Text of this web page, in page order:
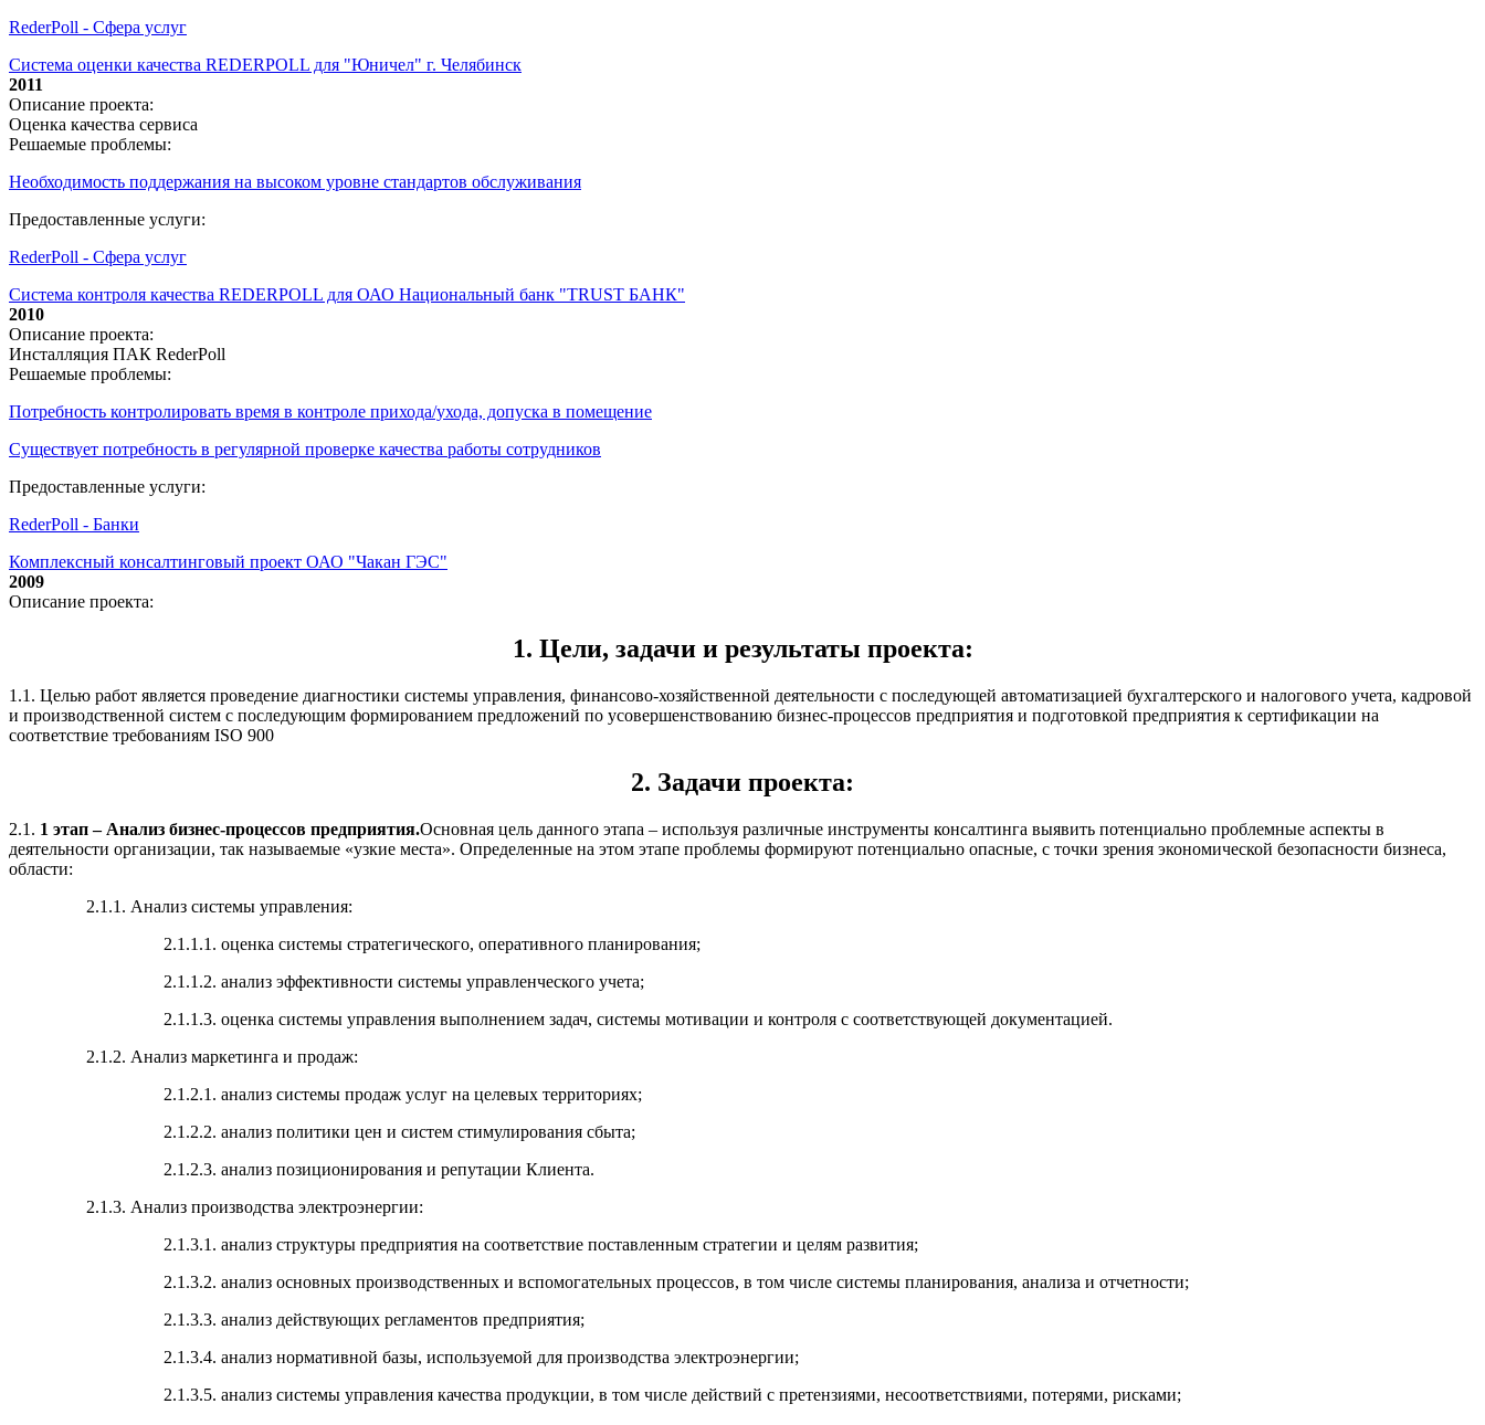
RederPoll - Сфера услуг
Система оценки качества REDERPOLL для "Юничел" г. Челябинск
2011
Описание проекта:
Оценка качества сервиса
Решаемые проблемы:
Необходимость поддержания на высоком уровне стандартов обслуживания
Предоставленные услуги:
RederPoll - Сфера услуг
Система контроля качества REDERPOLL для ОАО Национальный банк "TRUST БАНК"
2010
Описание проекта:
Инсталляция ПАК RederPoll
Решаемые проблемы:
Потребность контролировать время в контроле прихода/ухода, допуска в помещение
Существует потребность в регулярной проверке качества работы сотрудников
Предоставленные услуги:
RederPoll - Банки
Комплексный консалтинговый проект ОАО "Чакан ГЭС"
2009
Описание проекта:
1. Цели, задачи и результаты проекта:
1.1. Целью работ является проведение диагностики системы управления, финансово-хозяйственной деятельности с последующей автоматизацией бухгалтерского и налогового учета, кадровой
и производственной систем с последующим формированием предложений по усовершенствованию бизнес-процессов предприятия и подготовкой предприятия к сертификации на
соответствие требованиям ISO 900
2. Задачи проекта:
2.1. 1 этап – Анализ бизнес-процессов предприятия.Основная цель данного этапа – используя различные инструменты консалтинга выявить потенциально проблемные аспекты в
деятельности организации, так называемые «узкие места». Определенные на этом этапе проблемы формируют потенциально опасные, с точки зрения экономической безопасности бизнеса,
области:
2.1.1. Анализ системы управления:
2.1.1.1. оценка системы стратегического, оперативного планирования;
2.1.1.2. анализ эффективности системы управленческого учета;
2.1.1.3. оценка системы управления выполнением задач, системы мотивации и контроля с соответствующей документацией.
2.1.2. Анализ маркетинга и продаж:
2.1.2.1. анализ системы продаж услуг на целевых территориях;
2.1.2.2. анализ политики цен и систем стимулирования сбыта;
2.1.2.3. анализ позиционирования и репутации Клиента.
2.1.3. Анализ производства электроэнергии:
2.1.3.1. анализ структуры предприятия на соответствие поставленным стратегии и целям развития;
2.1.3.2. анализ основных производственных и вспомогательных процессов, в том числе системы планирования, анализа и отчетности;
2.1.3.3. анализ действующих регламентов предприятия;
2.1.3.4. анализ нормативной базы, используемой для производства электроэнергии;
2.1.3.5. анализ системы управления качества продукции, в том числе действий с претензиями, несоответствиями, потерями, рисками;